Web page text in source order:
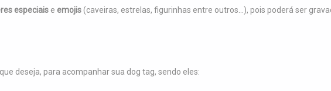
especiais e emojis(caveiras, estrelas, figurinhas entre outros...), pois poderá ser
deseja, para acompanhar sua dog tag, sendo eles: